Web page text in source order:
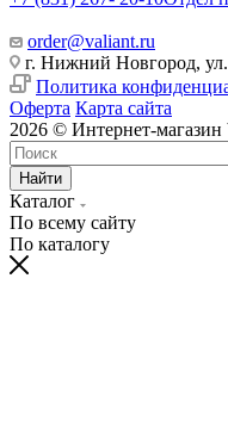
order@valiant.ru
г. Нижний Новгород,
Политика
Оферта Карта сайта
2026 © Интернет-
Найти
Каталог
По всему сайту
По каталогу